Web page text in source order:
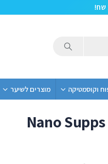
וקוסמטיקה מוצרים לשיער
Nano